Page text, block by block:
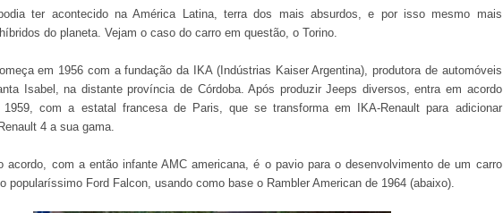
ter acontecido na América Latina, terra dos mais absurdos, e por isso mesmo mais
do planeta. Vejam o caso do carro em questão, o Torino.
em 1956 com a fundação da IKA (Indústrias Kaiser Argentina), produtora de automóveis
Isabel, na distante província de Córdoba. Após produzir Jeeps diversos, entra em acordo
1959, com a estatal francesa de Paris, que se transforma em IKA-Renault para adicionar
4 a sua gama.
acordo, com a então infante AMC americana, é o pavio para o desenvolvimento de um carro
popularíssimo Ford Falcon, usando como base o Rambler American de 1964 (abaixo).